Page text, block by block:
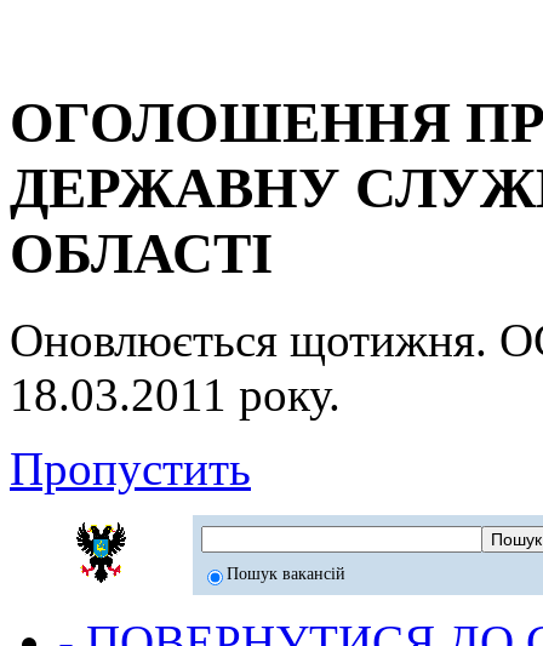
ОГОЛОШЕННЯ
ДЕРЖАВНУ
ОБЛАСТІ
Оновлюється
18.03.2011 року.
Пропустить
Пошук вакансій